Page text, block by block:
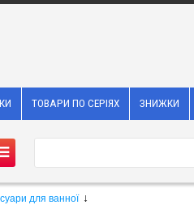
ТОВАРИ ПО СЕРІЯХ ЗНИЖКИ
для ванної ↓